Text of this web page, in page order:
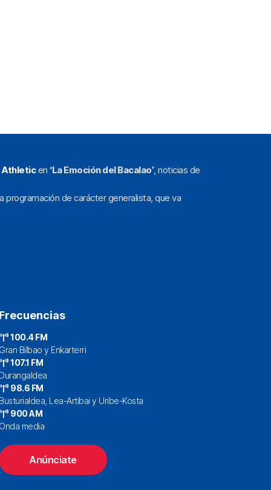
Athleticen ‘La Emoción del Bacalao’, noticias de
programación de carácter generalista, que va
100.4 FM
Bilbao y Enkarterri
107.1 FM
98.6 FM
Lea-Artibai y Uribe-Kosta
900 AM
media
Anúnciate